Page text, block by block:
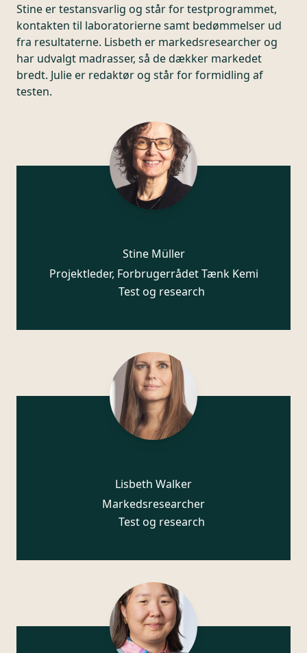
Stine er testansvarlig og står for testprogrammet,
kontakten til laboratorierne samt bedømmelser ud
fra resultaterne. Lisbeth er markedsresearcher og
har udvalgt madrasser, så de dækker markedet
bredt. Julie er redaktør og står for formidling af
testen.
Stine Müller
Projektleder, Forbrugerrådet Tænk Kemi
Test og research
Lisbeth Walker
Markedsresearcher
Test og research